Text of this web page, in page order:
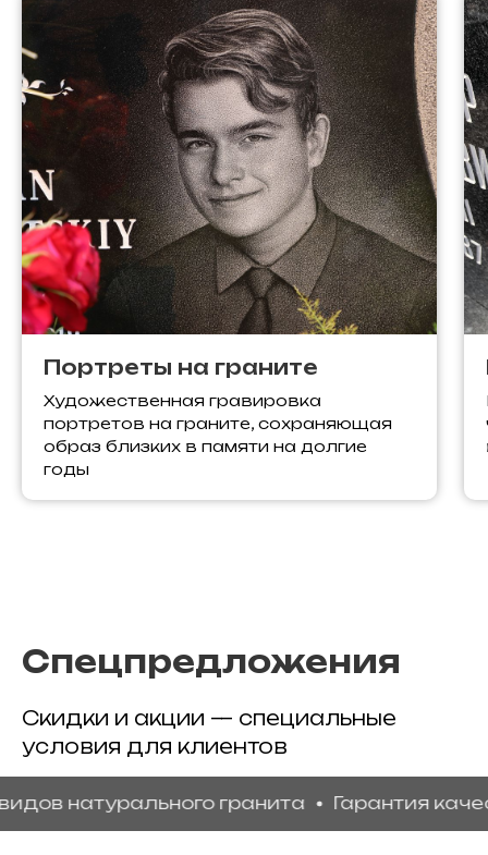
Портреты на граните
Художественная гравировка
портретов на граните, сохраняющая
образ близких в памяти на долгие
годы
Спецпредложения
Скидки и акции — специальные
условия для клиентов
гранита Гарантия качества